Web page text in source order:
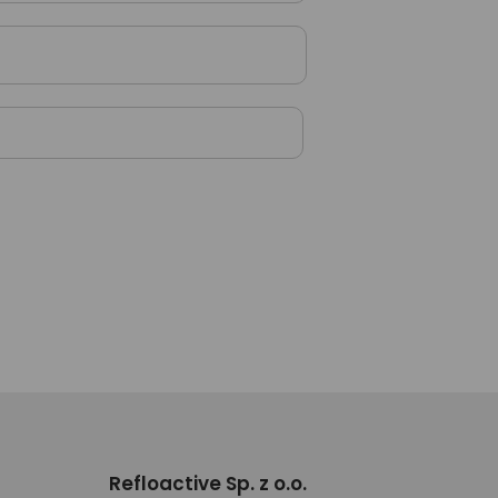
Refloactive Sp. z o.o.